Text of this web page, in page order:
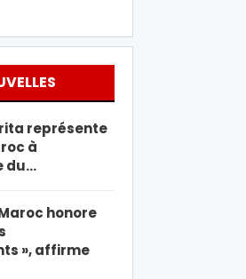
représente
à
du…
honore
», affirme